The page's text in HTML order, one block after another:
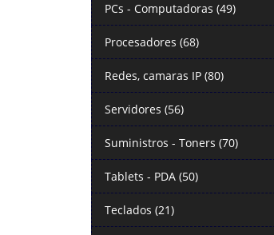
PCs - Computadoras (49)
Procesadores (68)
Redes, camaras IP (80)
Servidores (56)
Suministros - Toners (70)
Tablets - PDA (50)
Teclados (21)